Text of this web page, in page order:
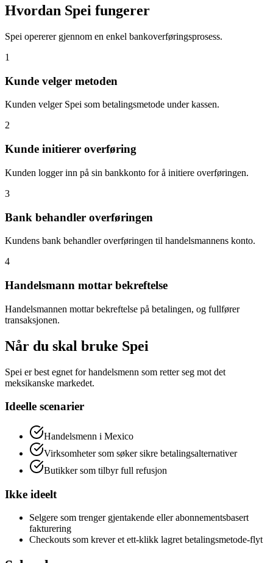
Hvordan Spei fungerer
Spei opererer gjennom en enkel bankoverføringsprosess.
1
Kunde velger metoden
Kunden velger Spei som betalingsmetode under kassen.
2
Kunde initierer overføring
Kunden logger inn på sin bankkonto for å initiere overføringen.
3
Bank behandler overføringen
Kundens bank behandler overføringen til handelsmannens konto.
4
Handelsmann mottar bekreftelse
Handelsmannen mottar bekreftelse på betalingen, og fullfører
transaksjonen.
Når du skal bruke Spei
Spei er best egnet for handelsmenn som retter seg mot det
meksikanske markedet.
Ideelle scenarier
Handelsmenn i Mexico
Virksomheter som søker sikre betalingsalternativer
Butikker som tilbyr full refusjon
Ikke ideelt
Selgere som trenger gjentakende eller abonnementsbasert
fakturering
Checkouts som krever et ett-klikk lagret betalingsmetode-flyt